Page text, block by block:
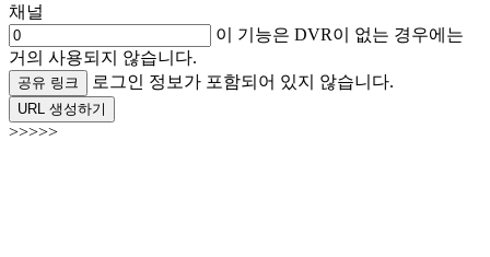
채널
이 기능은 DVR이 없는 경우에는
거의 사용되지 않습니다.
공유 링크 로그인 정보가 포함되어 있지 않습니다.
URL 생성하기
>>>>>